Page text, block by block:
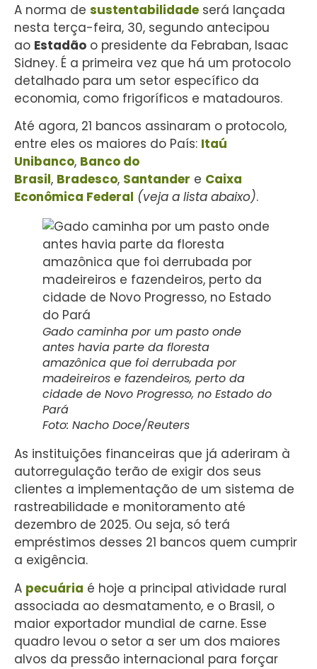
A norma de sustentabilidade será lançada
nesta terça-feira, 30, segundo antecipou
ao Estadão o presidente da Febraban, Isaac
Sidney. É a primeira vez que há um protocolo
detalhado para um setor específico da
economia, como frigoríficos e matadouros.
Até agora, 21 bancos assinaram o protocolo,
entre eles os maiores do País: Itaú
Unibanco, Banco do
Brasil, Bradesco, Santander e Caixa
Econômica Federal (veja a lista abaixo).
Gado caminha por um pasto onde
antes havia parte da floresta
amazônica que foi derrubada por
madeireiros e fazendeiros, perto da
cidade de Novo Progresso, no Estado do
Pará
Foto: Nacho Doce/Reuters
As instituições financeiras que já aderiram à
autorregulação terão de exigir dos seus
clientes a implementação de um sistema de
rastreabilidade e monitoramento até
dezembro de 2025. Ou seja, só terá
empréstimos desses 21 bancos quem cumprir
a exigência.
A pecuária é hoje a principal atividade rural
associada ao desmatamento, e o Brasil, o
maior exportador mundial de carne. Esse
quadro levou o setor a ser um dos maiores
alvos da pressão internacional para forçar